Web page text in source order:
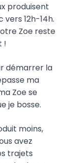
produisent
12h-14h.
Zoe reste
!
démarrer la
ma
Zoe se
je bosse.
moins,
avez
trajets